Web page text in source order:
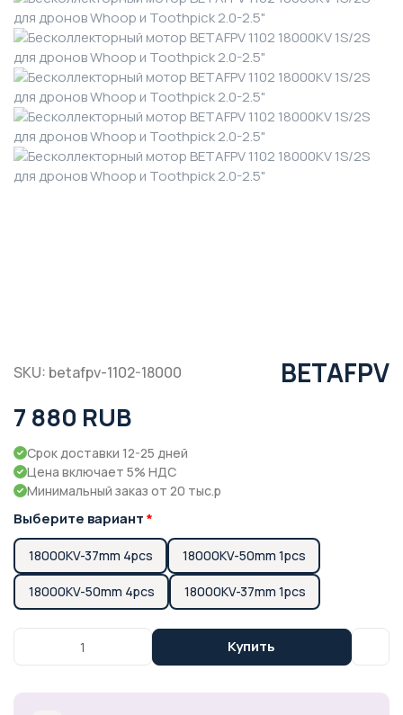
SKU: betafpv-1102-18000 BETAFPV
7 880 RUB
Срок доставки 12-25 дней
Цена включает 5% НДС
Минимальный заказ от 20 тыс.р
Выберите вариант
18000KV-37mm 4pcs 18000KV-50mm 1pcs
18000KV-50mm 4pcs 18000KV-37mm 1pcs
Купить